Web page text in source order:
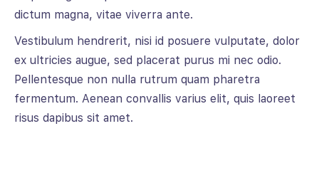
dictum magna, vitae viverra ante.
Vestibulum hendrerit, nisi id posuere vulputate, dolor
ex ultricies augue, sed placerat purus mi nec odio.
Pellentesque non nulla rutrum quam pharetra
fermentum. Aenean convallis varius elit, quis laoreet
risus dapibus sit amet.